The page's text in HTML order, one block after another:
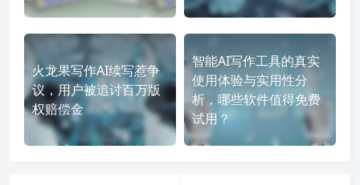
火龙果写作AI续写惹争
议，用户被追讨百万版
权赔偿金
智能AI写作工具的真实
使用体验与实用性分
析，哪些软件值得免费
试用？